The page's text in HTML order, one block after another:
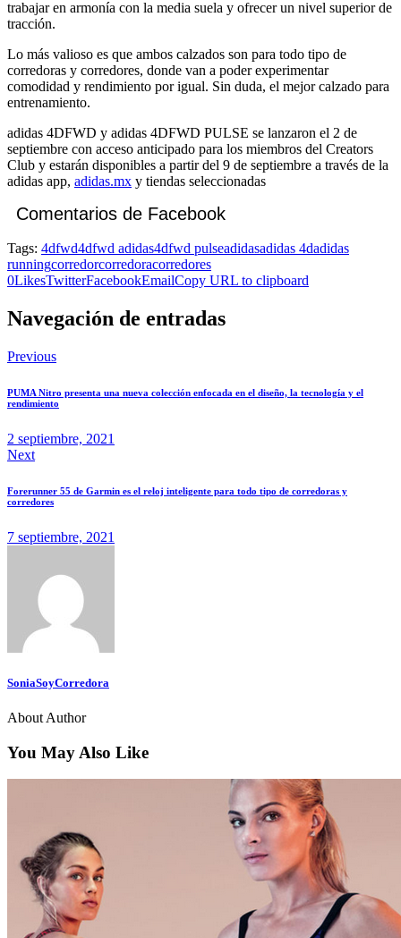
trabajar en armonía con la media suela y ofrecer un nivel superior de
tracción.
Lo más valioso es que ambos calzados son para todo tipo de
corredoras y corredores, donde van a poder experimentar
comodidad y rendimiento por igual. Sin duda, el mejor calzado para
entrenamiento.
adidas 4DFWD y adidas 4DFWD PULSE se lanzaron el 2 de
septiembre con acceso anticipado para los miembros del Creators
Club y estarán disponibles a partir del 9 de septiembre a través de la
adidas app, adidas.mx y tiendas seleccionadas
Comentarios de Facebook
Tags: 4dfwd4dfwd adidas4dfwd pulseadidasadidas 4dadidas
runningcorredorcorredoracorredores
0LikesTwitterFacebookEmailCopy URL to clipboard
Navegación de entradas
Previous
PUMA Nitro presenta una nueva colección enfocada en el diseño, la tecnología y el
rendimiento
2 septiembre, 2021
Next
Forerunner 55 de Garmin es el reloj inteligente para todo tipo de corredoras y
corredores
7 septiembre, 2021
SoniaSoyCorredora
About Author
You May Also Like